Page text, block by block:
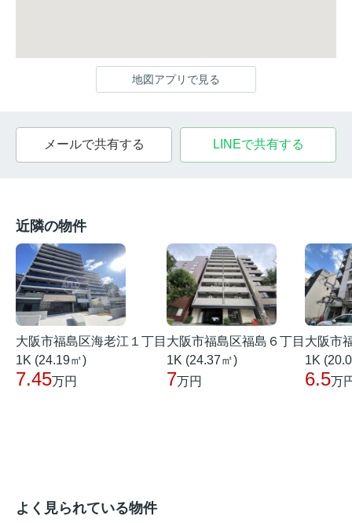
地図アプリで見る
メールで共有する LINEで共有する
近隣の物件
大阪市福島区海老江１丁目
1K (24.19㎡)
7.45万円
大阪市福島区福島６丁目
1K (24.37㎡)
7万円
大阪市
1K
6.5万
よく見られている物件